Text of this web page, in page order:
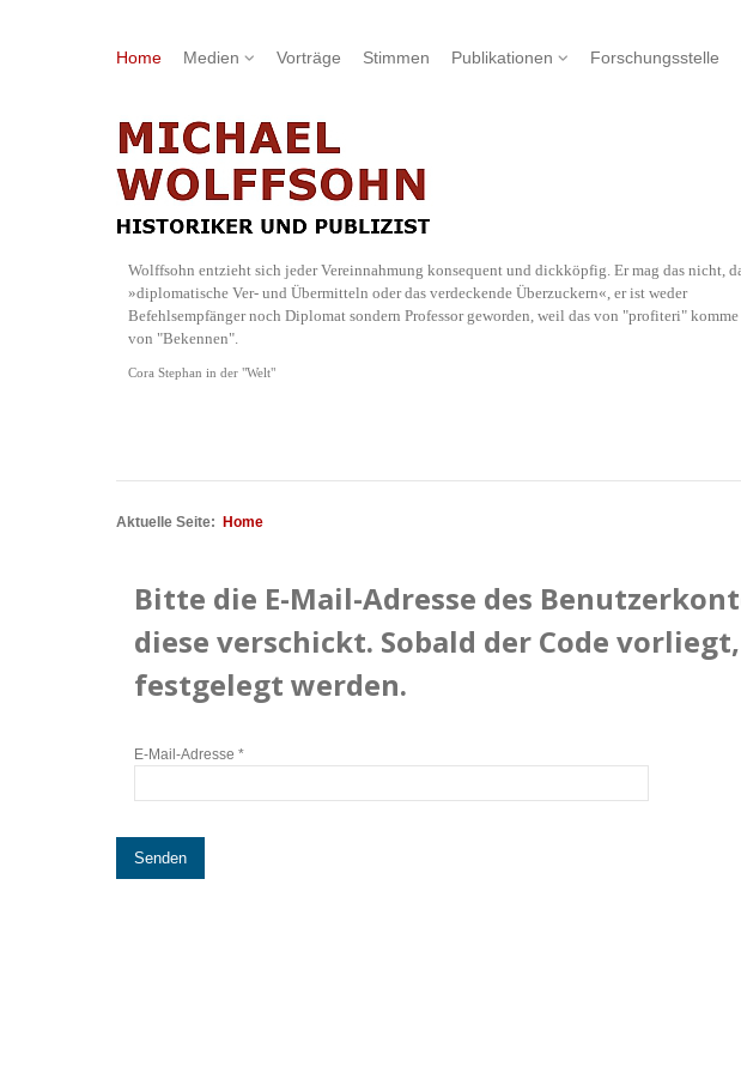
Home Medien Vorträge Stimmen Publikationen Forschungsstelle
Wolffsohn entzieht sich jeder Vereinnahmung konsequent und dickköpfig. Er mag das nicht,
»diplomatische Ver- und Übermitteln oder das verdeckende Überzuckern«, er ist weder
Befehlsempfänger noch Diplomat sondern Professor geworden, weil das von "profiteri" komme
von "Bekennen".
Cora Stephan in der "Welt"
Aktuelle Seite: Home
Bitte die E-Mail-Adresse des
diese verschickt. Sobald der Code
festgelegt werden.
E-Mail-Adresse *
Senden